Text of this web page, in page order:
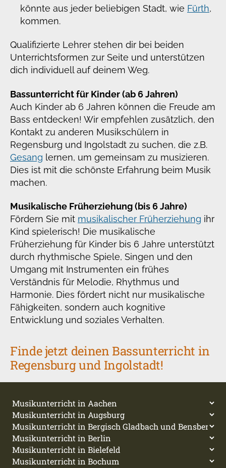
könnte aus jeder beliebigen Stadt, wie Fürth,
kommen.
Qualifizierte Lehrer stehen dir bei beiden
Unterrichtsformen zur Seite und unterstützen
dich individuell auf deinem Weg.
Bassunterricht für Kinder (ab 6 Jahren)
Auch Kinder ab 6 Jahren können die Freude am
Bass entdecken! Wir empfehlen zusätzlich, den
Kontakt zu anderen Musikschülern in
Regensburg und Ingolstadt zu suchen, die z.B.
Gesang lernen, um gemeinsam zu musizieren.
Dies ist mit die schönste Erfahrung beim Musik
machen.
Musikalische Früherziehung (bis 6 Jahre)
Fördern Sie mit musikalischer Früherziehung ihr
Kind spielerisch! Die musikalische
Früherziehung für Kinder bis 6 Jahre unterstützt
durch rhythmische Spiele, Singen und den
Umgang mit Instrumenten ein frühes
Verständnis für Melodie, Rhythmus und
Harmonie. Dies fördert nicht nur musikalische
Fähigkeiten, sondern auch kognitive
Entwicklung und soziales Verhalten.
Finde jetzt deinen Bassunterricht in
Regensburg und Ingolstadt!